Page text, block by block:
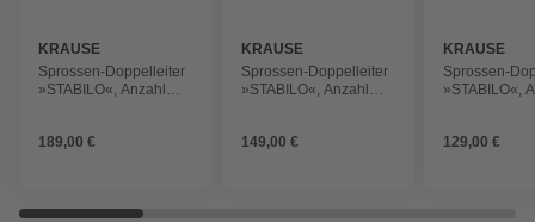
KRAUSE
Sprossen-Doppelleiter
»STABILO«, Anzahl
189,00 €
KRAUSE
Sprossen-Doppelleiter
»STABILO«, Anzahl
149,00 €
KRAUSE
Sprossen-
»STABILO«,
129,00 €